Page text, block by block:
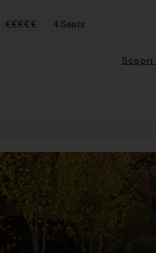
Jacuzzi® PowerPro®.
€€€€€ 4 Seats
Scopri